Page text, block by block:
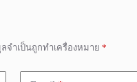
จำเป็นถูกทำเครื่องหมาย *